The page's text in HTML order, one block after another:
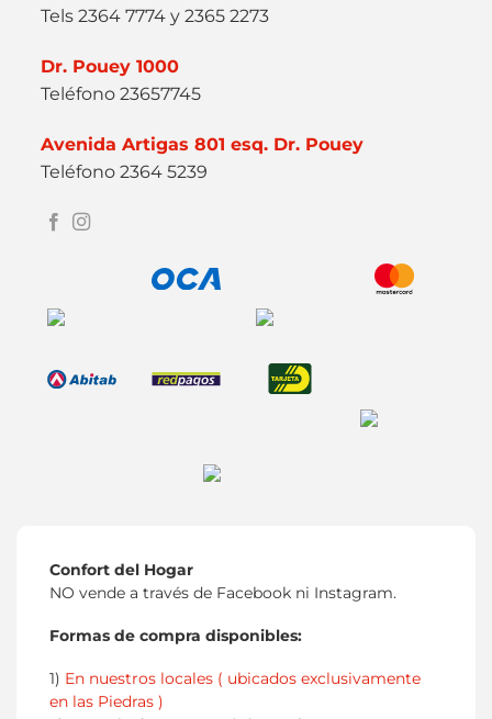
Tels 2364 7774 y 2365 2273
Dr. Pouey 1000
Teléfono 23657745
Avenida Artigas 801 esq. Dr. Pouey
Teléfono 2364 5239
Confort del Hogar
NO vende a través de Facebook ni Instagram.
Formas de compra disponibles:
1) En nuestros locales ( ubicados exclusivamente
en las Piedras )